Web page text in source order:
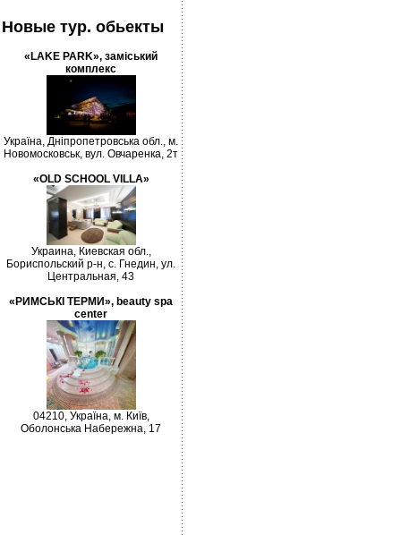
Новые тур. обьекты
«LAKE PARK», заміський
комплекс
Україна, Дніпропетровська обл., м.
Новомосковськ, вул. Овчаренка, 2т
«OLD SCHOOL VILLA»
Украина, Киевская обл.,
Бориспольский р-н, с. Гнедин, ул.
Центральная, 43
«РИМСЬКІ ТЕРМИ», beauty spa
center
04210, Україна, м. Київ,
Оболонська Набережна, 17